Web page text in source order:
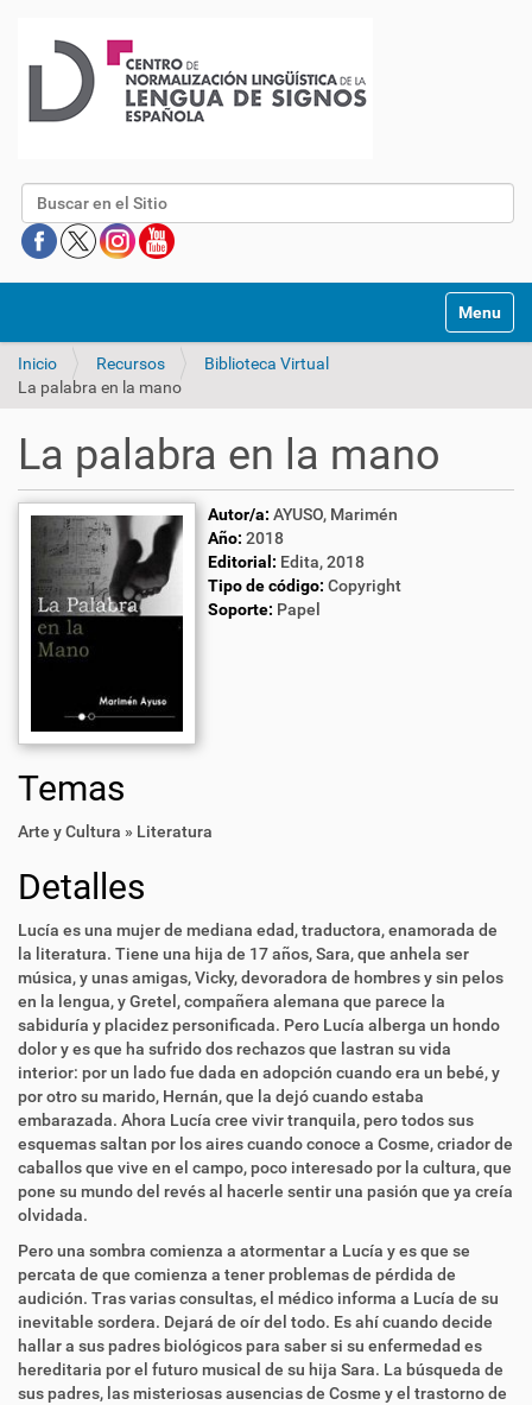
Buscar
Mostrar/
Inicio Recursos
Biblioteca Virtual
La palabra en la mano
La palabra en la mano
Autor/a: AYUSO, Marimén
Año: 2018
Editorial: Edita, 2018
Tipo de código: Copyright
Soporte: Papel
Temas
Arte y Cultura » Literatura
Detalles
Lucía es una mujer de mediana edad, traductora, enamorada de
la literatura. Tiene una hija de 17 años, Sara, que anhela ser
música, y unas amigas, Vicky, devoradora de hombres y sin pelos
en la lengua, y Gretel, compañera alemana que parece la
sabiduría y placidez personificada. Pero Lucía alberga un hondo
dolor y es que ha sufrido dos rechazos que lastran su vida
interior: por un lado fue dada en adopción cuando era un bebé, y
por otro su marido, Hernán, que la dejó cuando estaba
embarazada. Ahora Lucía cree vivir tranquila, pero todos sus
esquemas saltan por los aires cuando conoce a Cosme, criador de
caballos que vive en el campo, poco interesado por la cultura, que
pone su mundo del revés al hacerle sentir una pasión que ya creía
olvidada.
Pero una sombra comienza a atormentar a Lucía y es que se
percata de que comienza a tener problemas de pérdida de
audición. Tras varias consultas, el médico informa a Lucía de su
inevitable sordera. Dejará de oír del todo. Es ahí cuando decide
hallar a sus padres biológicos para saber si su enfermedad es
hereditaria por el futuro musical de su hija Sara. La búsqueda de
sus padres, las misteriosas ausencias de Cosme y el trastorno de